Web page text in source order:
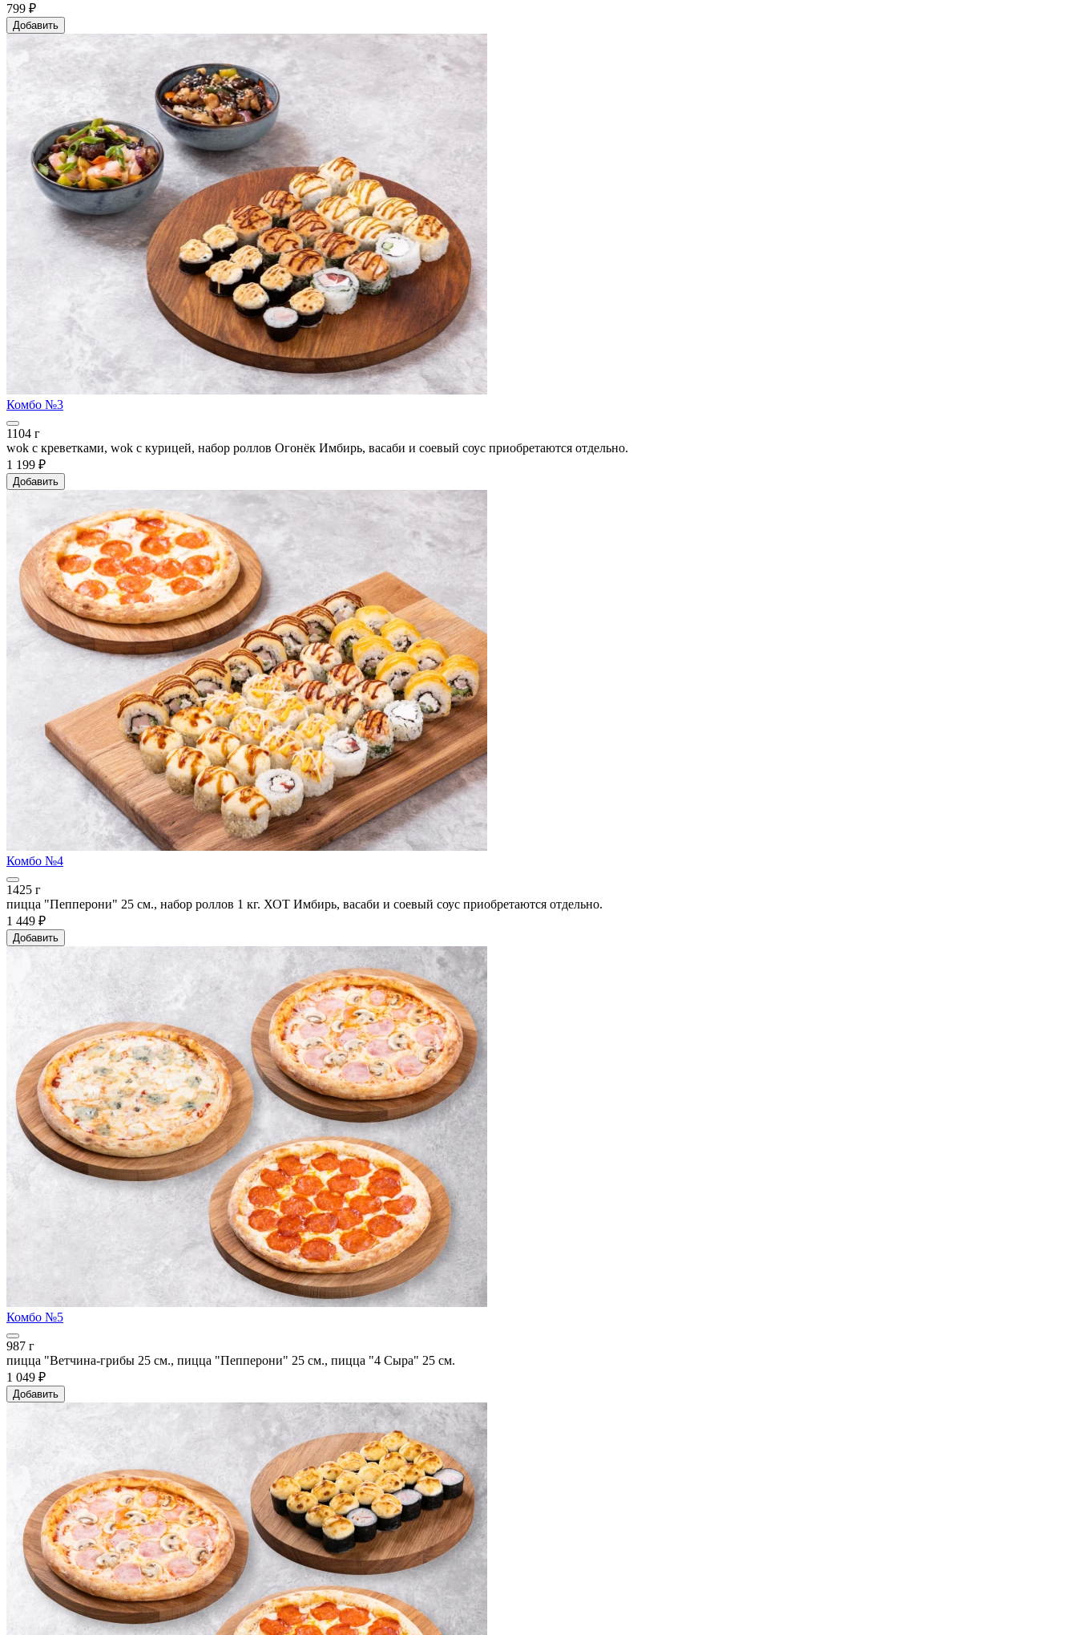
799 ₽
Добавить
Комбо №3
1104 г
wok с креветками, wok с курицей, набор роллов Огонёк Имбирь, васаби и соевый соус приобретаются отдельно.
1 199 ₽
Добавить
Комбо №4
1425 г
пицца "Пепперони" 25 см., набор роллов 1 кг. ХОТ Имбирь, васаби и соевый соус приобретаются отдельно.
1 449 ₽
Добавить
Комбо №5
987 г
пицца "Ветчина-грибы 25 см., пицца "Пепперони" 25 см., пицца "4 Сыра" 25 см.
1 049 ₽
Добавить